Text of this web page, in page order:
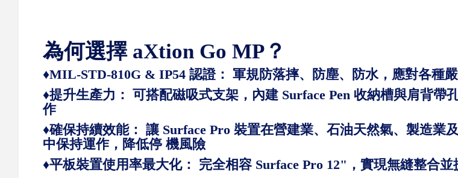
為何選擇 aXtion Go MP？
♦MIL-STD-810G & IP54 認證： 軍規防落摔、防塵、防水，應對各種
♦提升生產力： 可搭配磁吸式支架，內建 Surface Pen 收納槽與肩背帶
作
♦確保持續效能： 讓 Surface Pro 裝置在營建業、石油天然氣、製造業
中保持運作，降低停 機風險
♦平板裝置使用率最大化： 完全相容 Surface Pro 12"，實現無縫整合